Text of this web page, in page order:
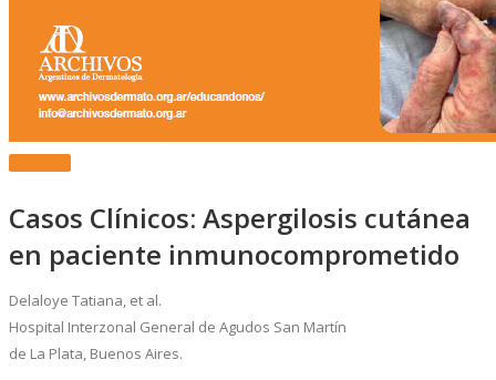
Casos Clínicos: Aspergilosis cutánea
en paciente inmunocomprometido
Delaloye Tatiana, et al.
Hospital Interzonal General de Agudos San Martín
de La Plata, Buenos Aires.